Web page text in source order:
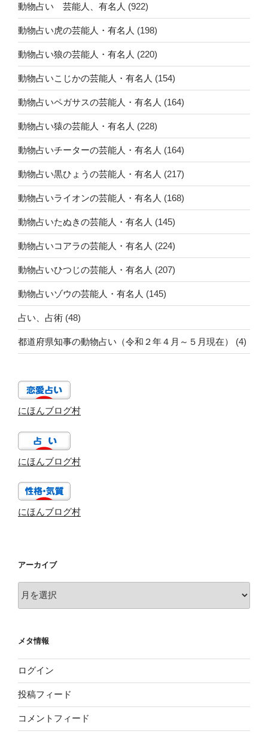
動物占い 芸能人、有名人 (922)
動物占い虎の芸能人・有名人 (198)
動物占い狼の芸能人・有名人 (220)
動物占いこじかの芸能人・有名人 (154)
動物占いペガサスの芸能人・有名人 (164)
動物占い猿の芸能人・有名人 (228)
動物占いチーターの芸能人・有名人 (164)
動物占い黒ひょうの芸能人・有名人 (217)
動物占いライオンの芸能人・有名人 (168)
動物占いたぬきの芸能人・有名人 (145)
動物占いコアラの芸能人・有名人 (224)
動物占いひつじの芸能人・有名人 (207)
動物占いゾウの芸能人・有名人 (145)
占い、占術 (48)
都道府県知事の動物占い（令和２年４月～５月現在） (4)
にほんブログ村
にほんブログ村
にほんブログ村
アーカイブ
ー
ブ
メタ情報
ログイン
投稿フィード
コメントフィード